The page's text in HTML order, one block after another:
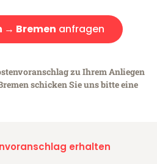
→ Bremen anfragen
zu Ihrem Anliegen
schicken Sie uns bitte eine
erhalten